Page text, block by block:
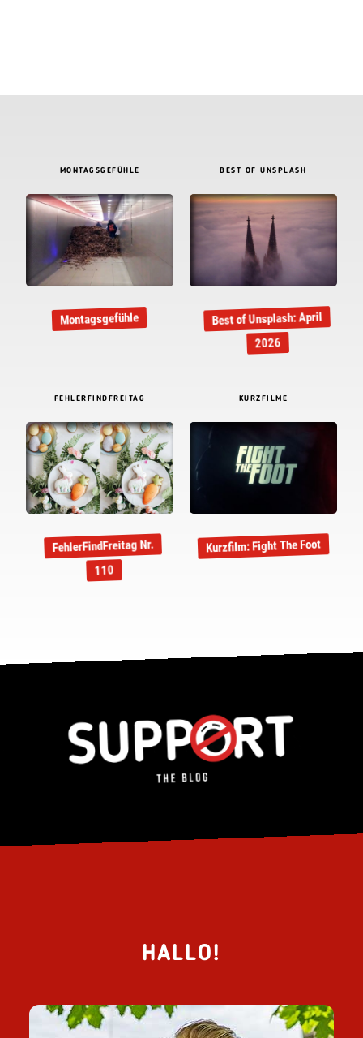
MONTAGSGEFÜHLE
Montagsgefühle
BEST OF UNSPLASH
Best of Unsplash: April
2026
FEHLERFINDFREITAG
FehlerFindFreitag Nr.
110
KURZFILME
Kurzfilm: Fight The Foot
HALLO!